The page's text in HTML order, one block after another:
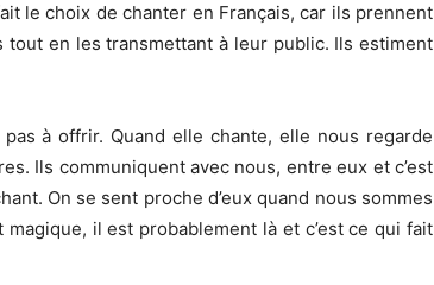
le choix de chanter en Français, car ils prennent
en les transmettant à leur public. Ils estiment
à offrir. Quand elle chante, elle nous regarde
Ils communiquent avec nous, entre eux et c’est
On se sent proche d’eux quand nous sommes
il est probablement là et c’est ce qui fait